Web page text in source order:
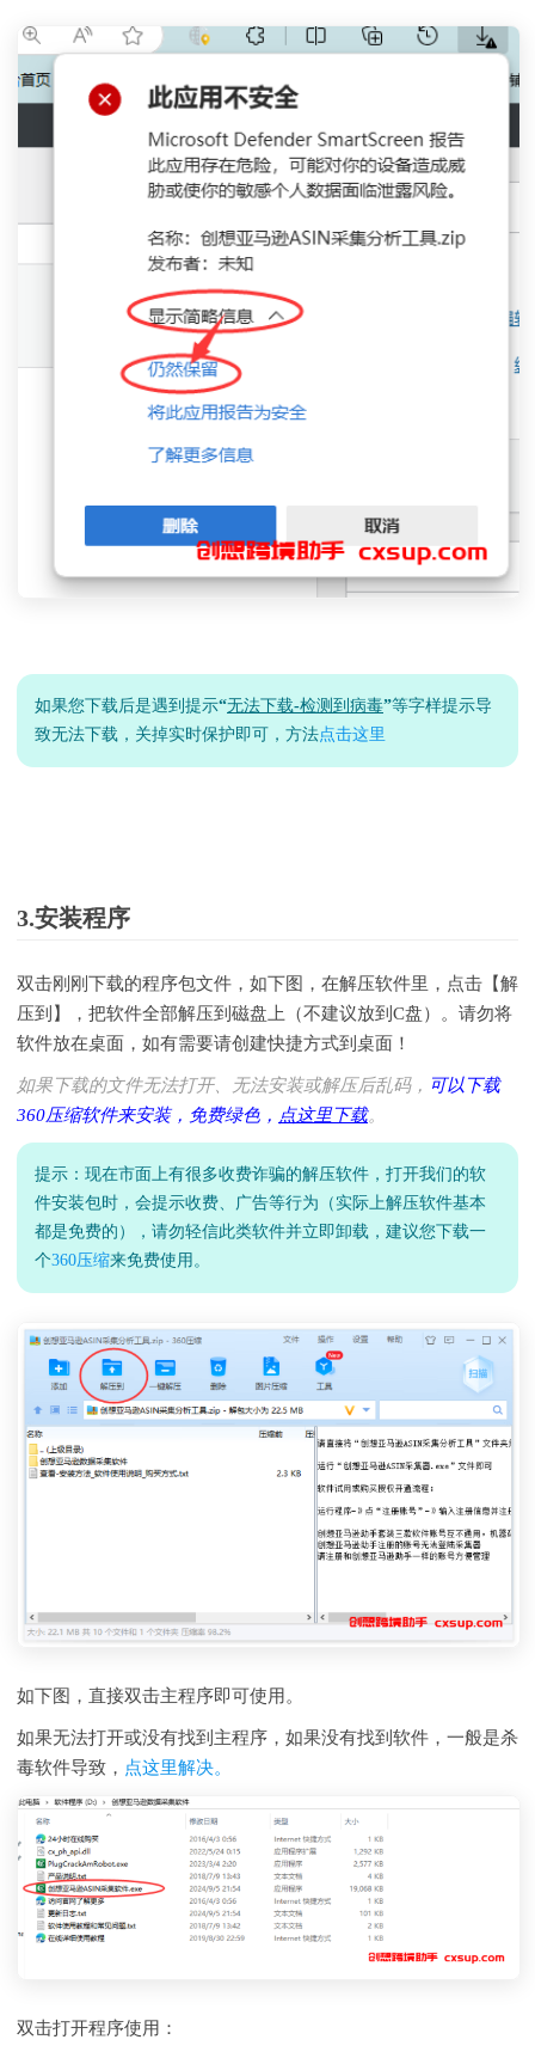
如果您下载后是遇到提示“无法下载-检测到病毒”等字样提示导
致无法下载，关掉实时保护即可，方法点击这里
3.安装程序
双击刚刚下载的程序包文件，如下图，在解压软件里，点击【解
压到】，把软件全部解压到磁盘上（不建议放到C盘）。请勿将
软件放在桌面，如有需要请创建快捷方式到桌面！
如果下载的文件无法打开、无法安装或解压后乱码， 可以下载
360压缩软件来安装，免费绿色， 点这里下载。
提示：现在市面上有很多收费诈骗的解压软件，打开我们的软
件安装包时，会提示收费、广告等行为（实际上解压软件基本
都是免费的），请勿轻信此类软件并立即卸载，建议您下载一
个360压缩来免费使用。
如下图，直接双击主程序即可使用。
如果无法打开或没有找到主程序，如果没有找到软件，一般是杀
毒软件导致， 点这里解决。
双击打开程序使用：